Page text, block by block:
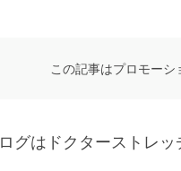
この記事はプロモーシ
グはドクターストレ